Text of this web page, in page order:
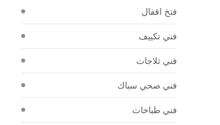
فتخ اقفال
فني تكييف
فني ثلاجات
فني صحي سباك
فني طباخات